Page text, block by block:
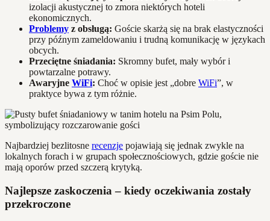
izolacji akustycznej to zmora niektórych hoteli
ekonomicznych.
Problemy z obsługą: Goście skarżą się na brak elastyczności
przy późnym zameldowaniu i trudną komunikację w językach
obcych.
Przeciętne śniadania: Skromny bufet, mały wybór i
powtarzalne potrawy.
Awaryjne WiFi: Choć w opisie jest „dobre WiFi”, w
praktyce bywa z tym różnie.
Najbardziej bezlitosne recenzje pojawiają się jednak zwykle na
lokalnych forach i w grupach społecznościowych, gdzie goście nie
mają oporów przed szczerą krytyką.
Najlepsze zaskoczenia – kiedy oczekiwania zostały
przekroczone